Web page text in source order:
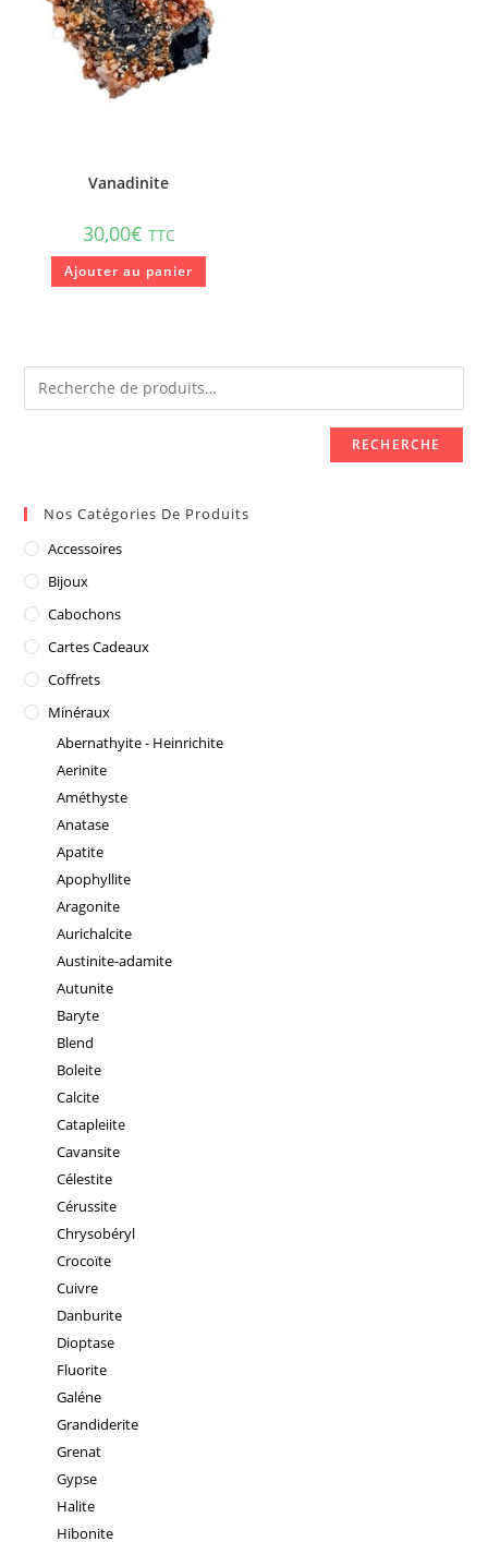
Vanadinite
30,00€ TTC
Ajouter au panier
RECHERCHE
Nos Catégories De Produits
Accessoires
Bijoux
Cabochons
Cartes Cadeaux
Coffrets
Minéraux
Abernathyite - Heinrichite
Aerinite
Améthyste
Anatase
Apatite
Apophyllite
Aragonite
Aurichalcite
Austinite-adamite
Autunite
Baryte
Blend
Boleite
Calcite
Catapleiite
Cavansite
Célestite
Cérussite
Chrysobéryl
Crocoïte
Cuivre
Danburite
Dioptase
Fluorite
Galéne
Grandiderite
Grenat
Gypse
Halite
Hibonite